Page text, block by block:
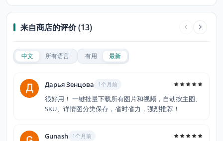
来自商店的评价 (13)
中文 所有语言 有用 最新
Дарья Зенцова 1个月前
很好用！ 一键批量下载所有图片和视频，自动按主图、
SKU、详情图分类保存，省时省力，强烈推荐！
Gunash 1个月前